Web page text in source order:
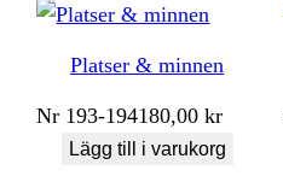
Platser & minnen
Nr 193-194180,00kr
Lägg till i varukorg